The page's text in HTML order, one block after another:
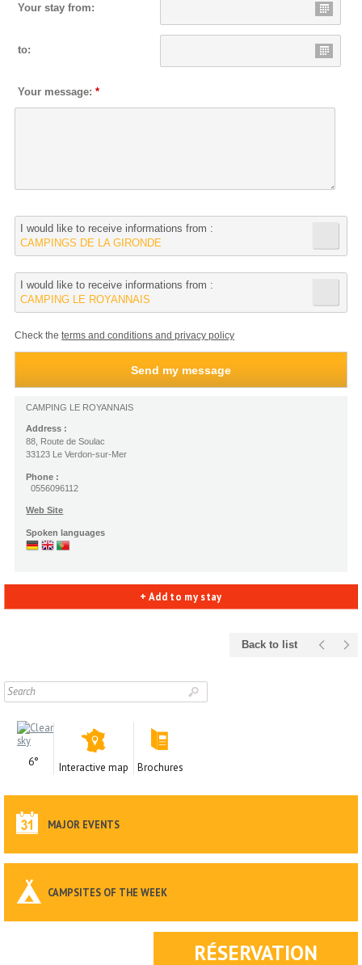
Your stay from:
to:
Your message:*
I would like to receive informations from :
CAMPINGS DE LA GIRONDE
I would like to receive informations from :
CAMPING LE ROYANNAIS
Check theterms and conditions and privacy policy
CAMPING LE ROYANNAIS
Address :
88, Route de Soulac
33123 Le Verdon-sur-Mer
Phone :
0556096112
Web Site
Spoken languages
+ Add to my stay
Back to list
6° Interactive map Brochures
MAJOR EVENTS
CAMPSITES OF THE WEEK
RÉSERVATION